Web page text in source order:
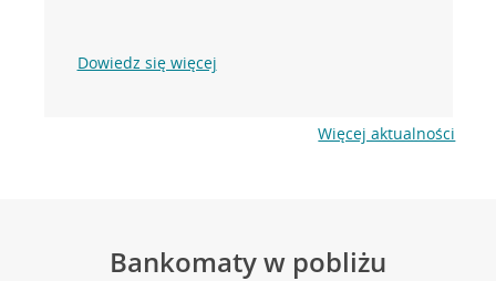
Dowiedz się więcej
Więcej aktualności
Bankomaty w pobliżu